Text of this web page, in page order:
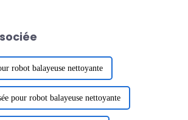
robot balayeuse nettoyante
pour robot balayeuse nettoyante